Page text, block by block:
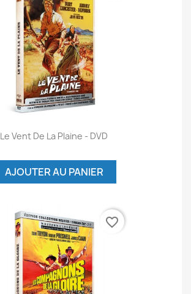
Le Vent De La Plaine - DVD
AJOUTER AU PANIER
favorite_border